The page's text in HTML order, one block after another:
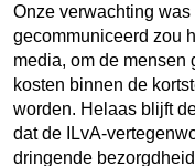
Onze verwachting
gecommuniceerd zou
media, om de mensen
kosten binnen de
worden. Helaas blijft
dat de ILvA-
dringende